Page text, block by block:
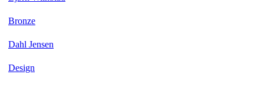
Bronze
Dahl Jensen
Design